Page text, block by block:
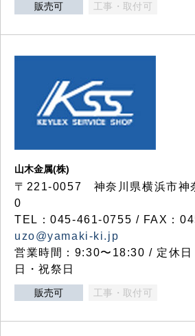
販売可 工事・取付可
山木金属(株)
〒221-0057 神奈川県横浜市神
0
TEL：045-461-0755 / FAX：
uzo@yamaki-ki.jp
営業時間：9:30〜18:30 / 定休日
日・祝祭日
販売可 工事・取付可